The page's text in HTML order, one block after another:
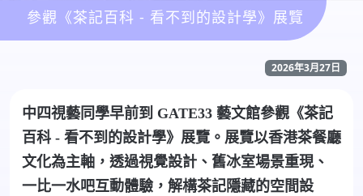
參觀《茶記百科 - 看不到的設計學》展覽
2026年3月27日
中四視藝同學早前到 GATE33 藝文館參觀《茶記
百科 - 看不到的設計學》展覽。展覽以香港茶餐廳
文化為主軸，透過視覺設計、舊冰室場景重現、
一比一水吧互動體驗，解構茶記隱藏的空間設